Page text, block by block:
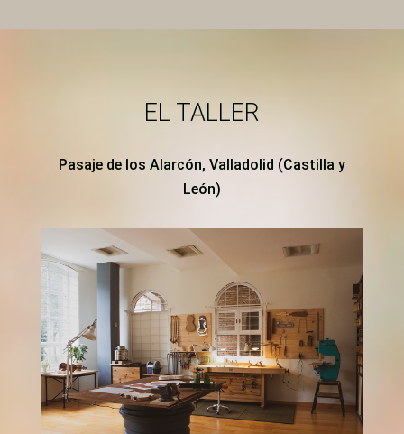
EL TALLER
Pasaje de los Alarcón, Valladolid (Castilla y
León)